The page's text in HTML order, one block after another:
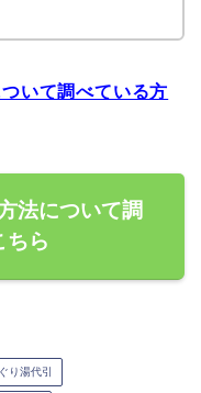
いて調べている方
法について調
ちら
り湯代引